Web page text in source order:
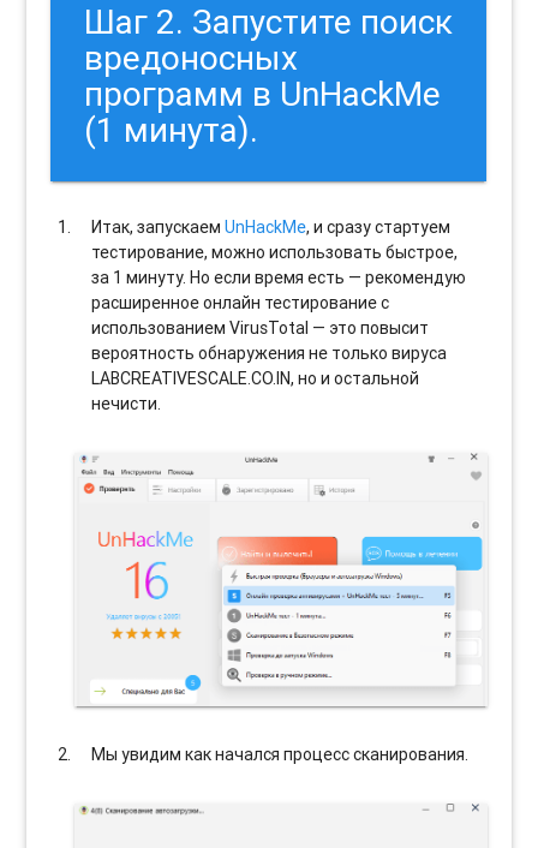
Шаг 2. Запустите поиск
вредоносных
программ в UnHackMe
(1 минута).
Итак, запускаемUnHackMe, и сразу стартуем
тестирование, можно использовать быстрое,
за 1 минуту. Но если время есть — рекомендую
расширенное онлайн тестирование с
использованием VirusTotal — это повысит
вероятность обнаружения не только вируса
LABCREATIVESCALE.CO.IN, но и остальной
нечисти.
Мы увидим как начался процесс сканирования.